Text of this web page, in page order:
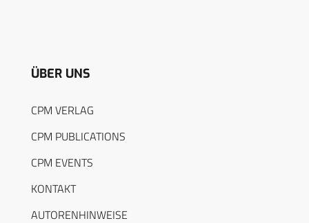
ÜBER UNS
CPM VERLAG
CPM PUBLICATIONS
CPM EVENTS
KONTAKT
AUTORENHINWEISE